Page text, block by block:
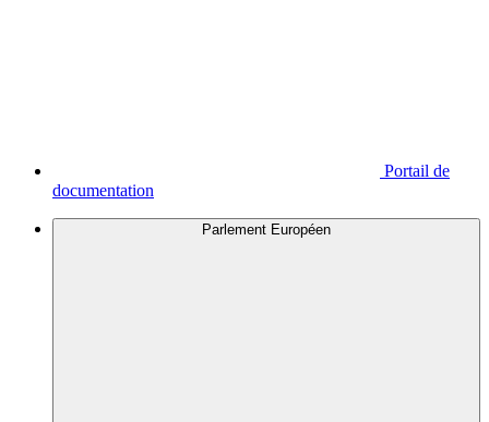
Portail de
documentation
Parlement Européen